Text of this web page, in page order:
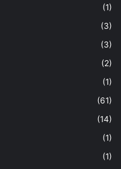
(1)
(3)
(3)
(2)
(1)
(61)
(14)
(1)
(1)